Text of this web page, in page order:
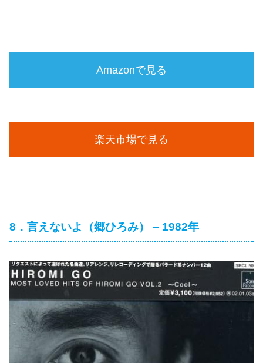
Amazonで見る
楽天市場で見る
8．言えないよ（郷ひろみ） – 1982年